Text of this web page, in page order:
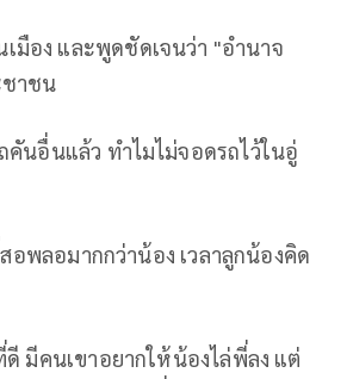
มือง และพูดชัดเจนว่า "อำนาจ
าชน
นอื่นแล้ว ทำไมไม่จอดรถไว้ในอู่
พลอมากกว่าน้อง เวลาลูกน้องคิด
มีคนเขาอยากให้น้องไล่พี่ลง แต่